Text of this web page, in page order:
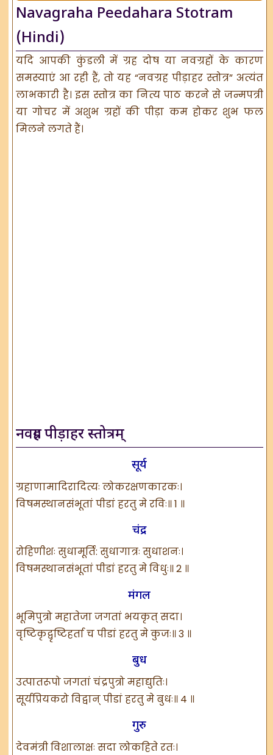
Navagraha Peedahara Stotram
(Hindi)
यदि आपकी कुंडली में ग्रह दोष या नवग्रहों के कारण
समस्याएं आ रही हैं, तो यह “नवग्रह पीड़ाहर स्तोत्र” अत्यंत
लाभकारी है। इस स्तोत्र का नित्य पाठ करने से जन्मपत्री
या गोचर में अशुभ ग्रहों की पीड़ा कम होकर शुभ फल
मिलने लगते हैं।
नवग्रह पीड़ाहर स्तोत्रम्
सूर्य
ग्रहाणामादिरादित्यः लोकरक्षणकारकः।
विषमस्थानसंभूतां पीडां हरतु मे रविः॥ 1 ॥
चंद्र
रोहिणीशः सुधामूर्ति: सुधागात्रः सुधाशनः।
विषमस्थानसंभूतां पीडां हरतु मे विधुः॥ 2 ॥
मंगल
भूमिपुत्रो महातेजा जगतां भयकृत् सदा।
वृष्टिकृद्वृष्टिहर्ता च पीडां हरतु मे कुजः॥ 3 ॥
बुध
उत्पातरूपो जगतां चंद्रपुत्रो महाद्युतिः।
सूर्यप्रियकरो विद्वान् पीडां हरतु मे बुधः॥ 4 ॥
गुरु
देवमंत्री विशालाक्षः सदा लोकहिते रतः।